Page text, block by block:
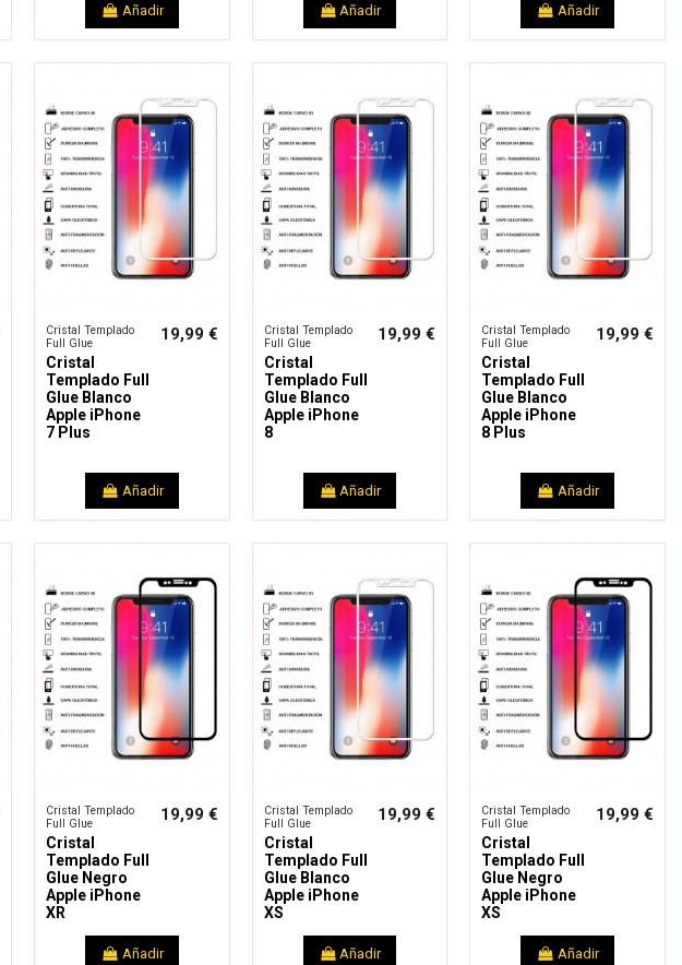
Añadir Añadir Añadir
Cristal Templado
Full Glue
Cristal
Templado Full
Glue Blanco
Apple iPhone
7 Plus
19,99 €
Añadir
Cristal Templado
Full Glue
Cristal
Templado Full
Glue Blanco
Apple iPhone
8
19,99 €
Añadir
Cristal Templado
Full Glue
Cristal
Templado Full
Glue Blanco
Apple iPhone
8 Plus
19,99 €
Añadir
Cristal Templado
Full Glue
Cristal
Templado Full
Glue Negro
Apple iPhone
XR
19,99 €
Añadir
Cristal Templado
Full Glue
Cristal
Templado Full
Glue Blanco
Apple iPhone
XS
19,99 €
Añadir
Cristal Templado
Full Glue
Cristal
Templado Full
Glue Negro
Apple iPhone
XS
19,99 €
Añadir